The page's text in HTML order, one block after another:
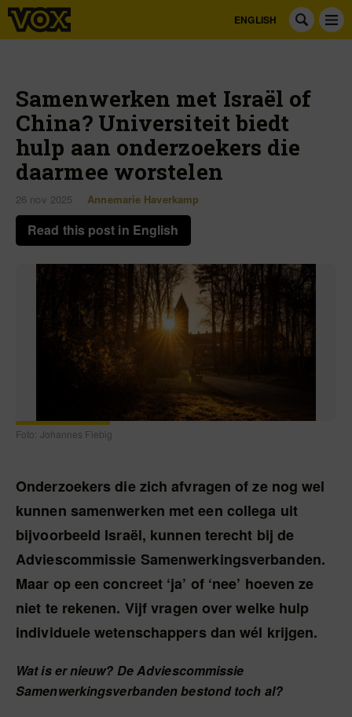
ENGLISH
Samenwerken met Israël of
China? Universiteit biedt
hulp aan onderzoekers die
daarmee worstelen
26 nov 2025 Annemarie Haverkamp
Read this post in English
Foto: Johannes Fiebig
Onderzoekers die zich afvragen of ze nog wel
kunnen samenwerken met een collega uit
bijvoorbeeld Israël, kunnen terecht bij de
Adviescommissie Samenwerkingsverbanden.
Maar op een concreet ‘ja’ of ‘nee’ hoeven ze
niet te rekenen. Vijf vragen over welke hulp
individuele wetenschappers dan wél krijgen.
Wat is er nieuw? De Adviescommissie
Samenwerkingsverbanden bestond toch al?